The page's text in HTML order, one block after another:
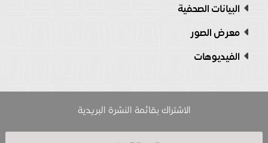
البيانات الصحفية
معرض الصور
الفيديوهات
الاشتراك بقائمة النشرة البريدية